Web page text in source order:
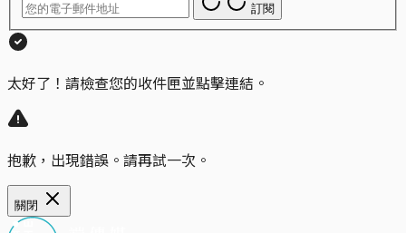
訂閱
太好了！請檢查您的收件匣並點擊連結。
抱歉，出現錯誤。請再試一次。
關閉